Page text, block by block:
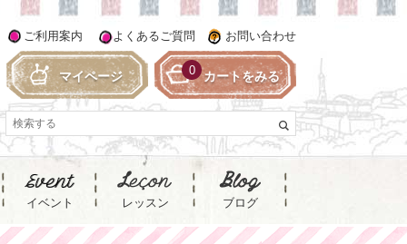
イベント レッスン ブログ
ご利用案内 よくあるご質問 お問い合わせ
マイページ カートをみる
0